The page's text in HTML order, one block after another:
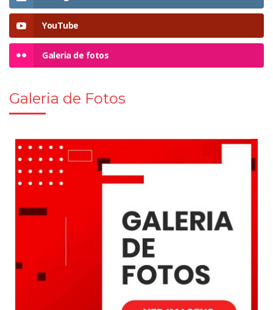
YouTube
Galeria de fotos
Galeria de Fotos